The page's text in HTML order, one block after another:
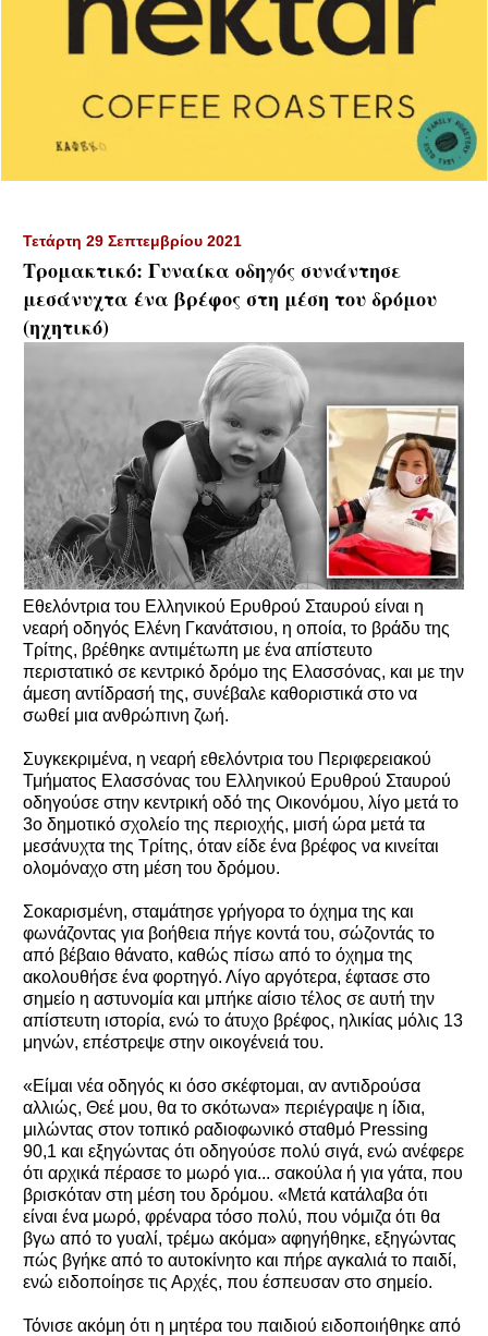
Τετάρτη 29 Σεπτεμβρίου 2021
Τρομακτικό: Γυναίκα οδηγός συνάντησε
μεσάνυχτα ένα βρέφος στη μέση του δρόμου
(ηχητικό)
Εθελόντρια του Ελληνικού Ερυθρού Σταυρού είναι η
νεαρή οδηγός Ελένη Γκανάτσιου, η οποία, το βράδυ της
Τρίτης, βρέθηκε αντιμέτωπη με ένα απίστευτο
περιστατικό σε κεντρικό δρόμο της Ελασσόνας, και με την
άμεση αντίδρασή της, συνέβαλε καθοριστικά στο να
σωθεί μια ανθρώπινη ζωή.
Συγκεκριμένα, η νεαρή εθελόντρια του Περιφερειακού
Τμήματος Ελασσόνας του Ελληνικού Ερυθρού Σταυρού
οδηγούσε στην κεντρική οδό της Οικονόμου, λίγο μετά το
3ο δημοτικό σχολείο της περιοχής, μισή ώρα μετά τα
μεσάνυχτα της Τρίτης, όταν είδε ένα βρέφος να κινείται
ολομόναχο στη μέση του δρόμου.
Σοκαρισμένη, σταμάτησε γρήγορα το όχημα της και
φωνάζοντας για βοήθεια πήγε κοντά του, σώζοντάς το
από βέβαιο θάνατο, καθώς πίσω από το όχημα της
ακολουθήσε ένα φορτηγό. Λίγο αργότερα, έφτασε στο
σημείο η αστυνομία και μπήκε αίσιο τέλος σε αυτή την
απίστευτη ιστορία, ενώ το άτυχο βρέφος, ηλικίας μόλις 13
μηνών, επέστρεψε στην οικογένειά του.
«Είμαι νέα οδηγός κι όσο σκέφτομαι, αν αντιδρούσα
αλλιώς, Θεέ μου, θα το σκότωνα» περιέγραψε η ίδια,
μιλώντας στον τοπικό ραδιοφωνικό σταθμό Pressing
90,1 και εξηγώντας ότι οδηγούσε πολύ σιγά, ενώ ανέφερε
ότι αρχικά πέρασε το μωρό για... σακούλα ή για γάτα, που
βρισκόταν στη μέση του δρόμου. «Μετά κατάλαβα ότι
είναι ένα μωρό, φρέναρα τόσο πολύ, που νόμιζα ότι θα
βγω από το γυαλί, τρέμω ακόμα» αφηγήθηκε, εξηγώντας
πώς βγήκε από το αυτοκίνητο και πήρε αγκαλιά το παιδί,
ενώ ειδοποίησε τις Αρχές, που έσπευσαν στο σημείο.
Τόνισε ακόμη ότι η μητέρα του παιδιού ειδοποιήθηκε από